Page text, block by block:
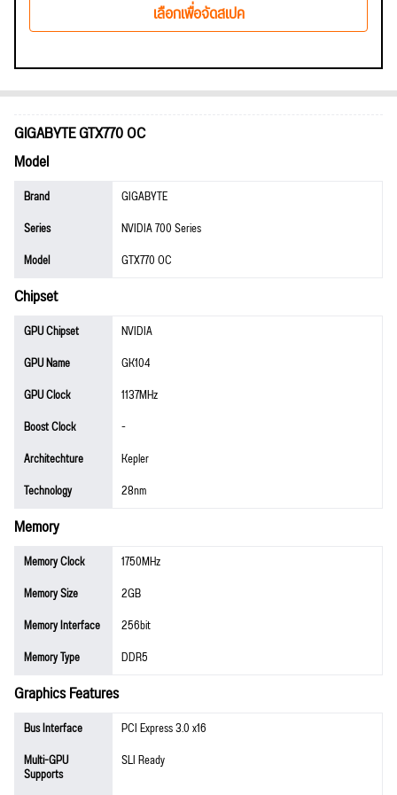
เลือกเพื่อจัดสเปค
GIGABYTE GTX770 OC
Model
Brand
GIGABYTE
Series
NVIDIA 700 Series
Model
GTX770 OC
Chipset
GPU Chipset
NVIDIA
GPU Name
GK104
GPU Clock
1137MHz
Boost Clock
-
Architechture
Kepler
Technology
28nm
Memory
Memory Clock
1750MHz
Memory Size
2GB
Memory Interface
256bit
Memory Type
DDR5
Graphics Features
Bus Interface
PCI Express 3.0 x16
Multi-GPU
Supports
SLI Ready